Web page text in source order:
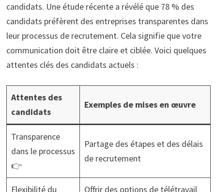
candidats. Une étude récente a révélé que 78 % des
candidats préfèrent des entreprises transparentes dans
leur processus de recrutement. Cela signifie que votre
communication doit être claire et ciblée. Voici quelques
attentes clés des candidats actuels :
Attentes des
candidats
Exemples de mises en œuvre
Transparence
dans le processus
👉
Partage des étapes et des délais
de recrutement
Flexibilité du
Offrir des options de télétravail